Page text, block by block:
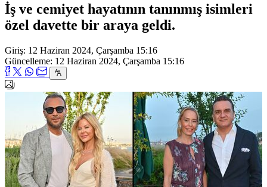
İş ve cemiyet hayatının tanınmış isimleri
özel davette bir araya geldi.
Giriş: 12 Haziran 2024, Çarşamba 15:16
Güncelleme: 12 Haziran 2024, Çarşamba 15:16